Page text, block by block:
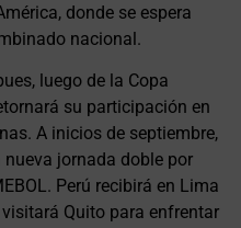
donde se espera
nacional.
luego de la Copa
su participación en
A inicios de septiembre,
nueva jornada doble por
Perú recibirá en Lima
Quito para enfrentar